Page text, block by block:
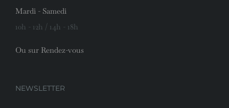
Mardi - Samedi
10h - 12h / 14h - 18h
Ou sur Rendez-vous
NEWSLETTER